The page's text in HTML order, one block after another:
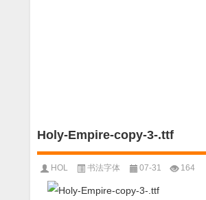
Holy-Empire-copy-3-.ttf
HOL 书法字体 07-31 164